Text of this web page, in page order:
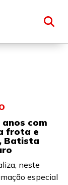
com
frota e
Batista
neste
especial